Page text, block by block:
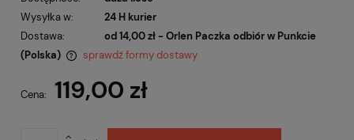
Wysyłka w:
24 H kurier
Dostawa:
od 14,00 zł - Orlen Paczka odbiór w Punkcie
(Polska)
sprawdź formy dostawy
Cena: 119,00 zł